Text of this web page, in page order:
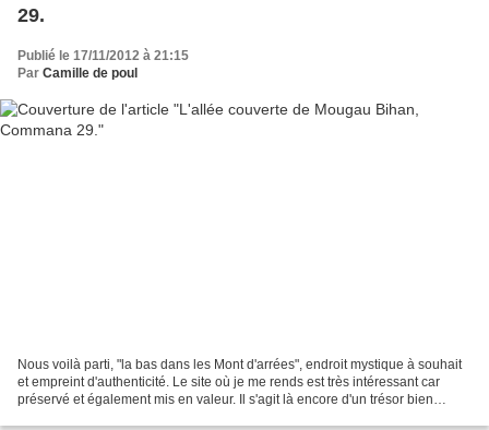
29.
Publié le 17/11/2012 à 21:15
Par Camille de poul
Nous voilà parti, "la bas dans les Mont d'arrées", endroit mystique à souhait
et empreint d'authenticité. Le site où je me rends est très intéressant car
préservé et également mis en valeur. Il s'agit là encore d'un trésor bien